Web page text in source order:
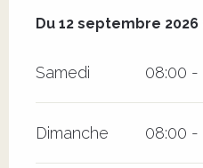
Du 12 septembre 2026
Du 12 septembre 2026
Samedi 08:00 -
Dimanche 08:00 -